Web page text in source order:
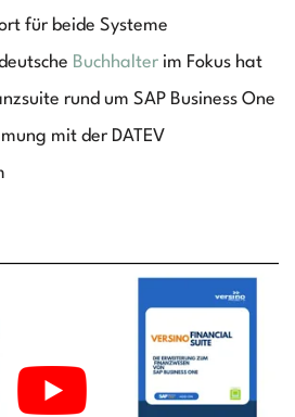
für beide Systeme
Buchhalter im Fokus hat
rund um SAP Business One
mit der DATEV